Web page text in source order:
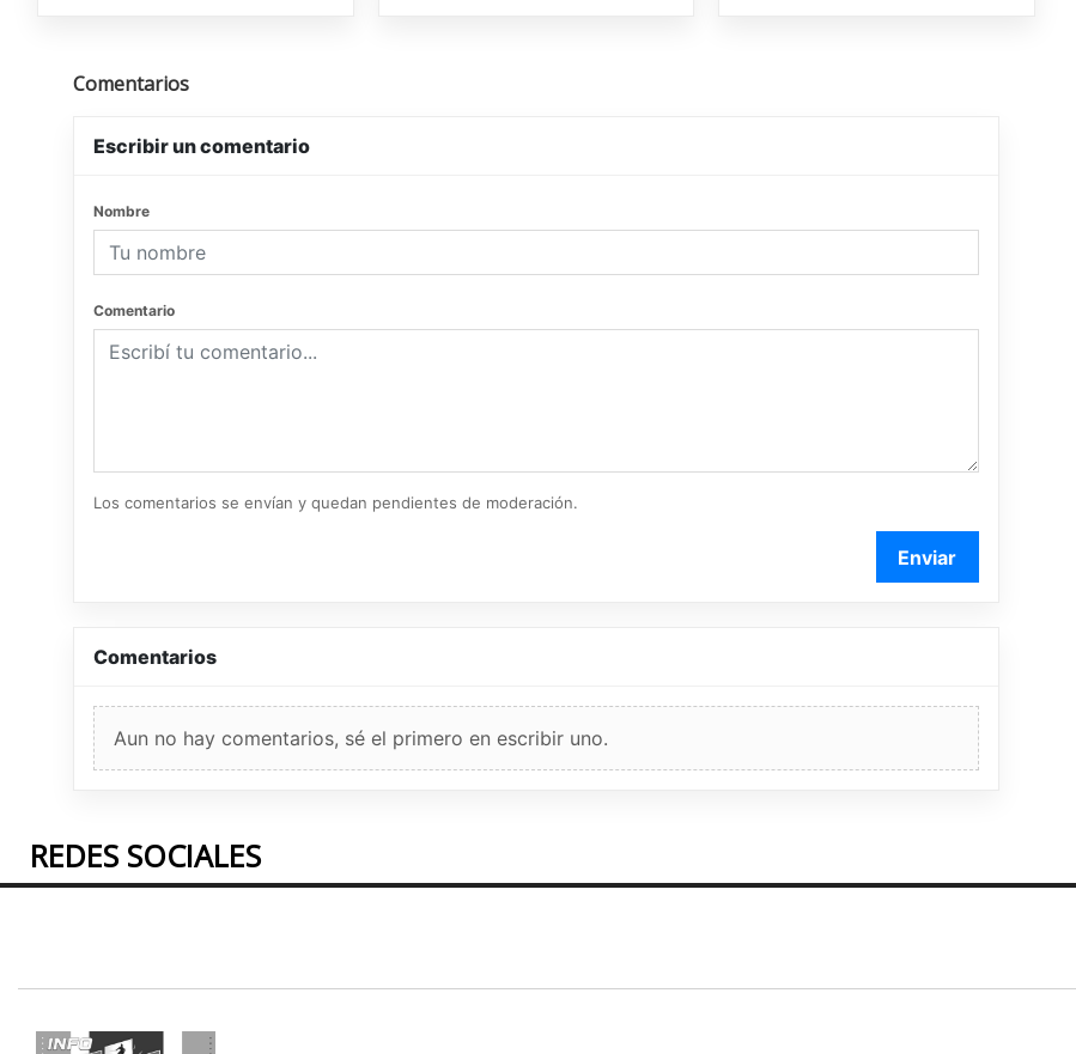
Comentarios
Escribir un comentario
Nombre
Comentario
Los comentarios se envían y quedan pendientes de moderación.
Enviar
Comentarios
Aun no hay comentarios, sé el primero en escribir uno.
REDES SOCIALES